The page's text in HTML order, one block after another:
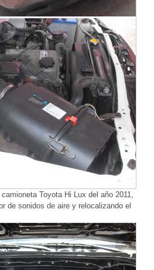
Toyota Hi Lux del año 2011,
de sonidos de aire y relocalizando el